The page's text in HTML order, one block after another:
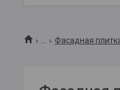
Фасадная